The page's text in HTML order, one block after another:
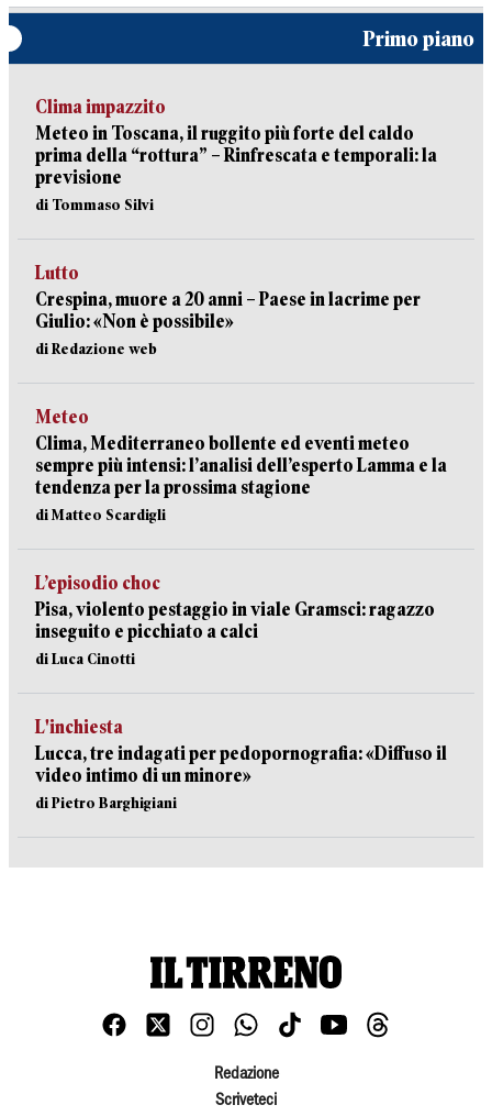
Primo piano
Clima impazzito
Meteo in Toscana, il ruggito più forte del caldo
prima della “rottura” – Rinfrescata e temporali: la
previsione
di Tommaso Silvi
Lutto
Crespina, muore a 20 anni – Paese in lacrime per
Giulio: «Non è possibile»
di Redazione web
Meteo
Clima, Mediterraneo bollente ed eventi meteo
sempre più intensi: l’analisi dell’esperto Lamma e la
tendenza per la prossima stagione
di Matteo Scardigli
L’episodio choc
Pisa, violento pestaggio in viale Gramsci: ragazzo
inseguito e picchiato a calci
di Luca Cinotti
L'inchiesta
Lucca, tre indagati per pedopornografia: «Diffuso il
video intimo di un minore»
di Pietro Barghigiani
Redazione
Scriveteci